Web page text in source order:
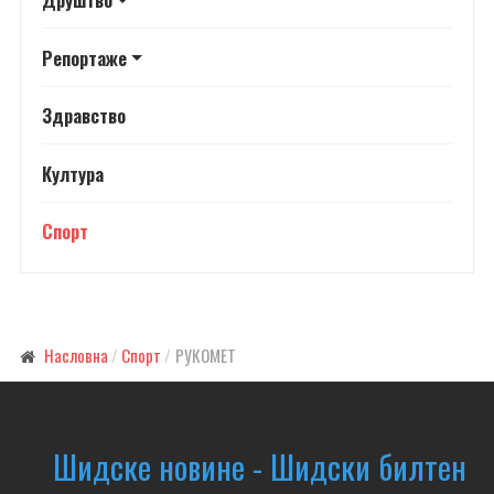
Репортаже
Здравство
Култура
Спорт
Насловна Спорт РУ­КО­МЕТ
Шидске новине - Шидски билтен